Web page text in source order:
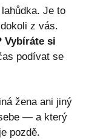
Je to
z vás.
Vybíráte si
podívat se
žena ani jiný
— a který
pozdě.